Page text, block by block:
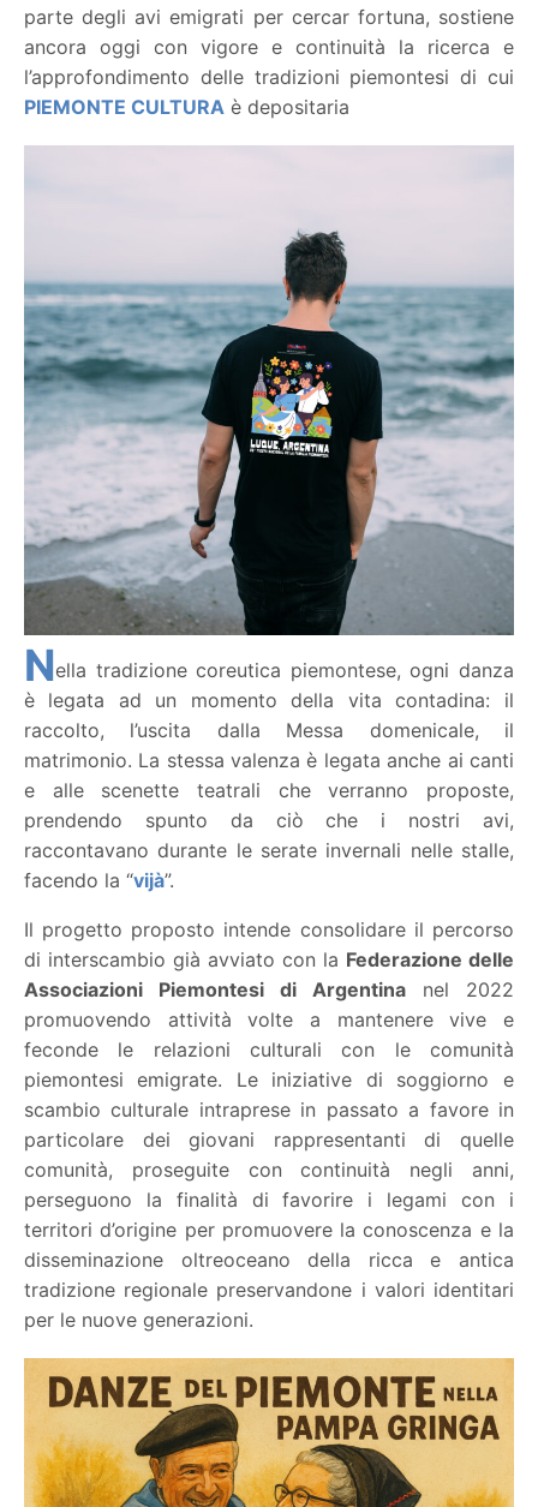
parte degli avi emigrati per cercar fortuna, sostiene
ancora oggi con vigore e continuità la ricerca e
l’approfondimento delle tradizioni piemontesi di cui
PIEMONTE CULTURA è depositaria
Nella tradizione coreutica piemontese, ogni danza
è legata ad un momento della vita contadina: il
raccolto, l’uscita dalla Messa domenicale, il
matrimonio. La stessa valenza è legata anche ai canti
e alle scenette teatrali che verranno proposte,
prendendo spunto da ciò che i nostri avi,
raccontavano durante le serate invernali nelle stalle,
facendo la “vijà”.
Il progetto proposto intende consolidare il percorso
di interscambio già avviato con la Federazione delle
Associazioni Piemontesi di Argentinanel 2022
promuovendo attività volte a mantenere vive e
feconde le relazioni culturali con le comunità
piemontesi emigrate. Le iniziative di soggiorno e
scambio culturale intraprese in passato a favore in
particolare dei giovani rappresentanti di quelle
comunità, proseguite con continuità negli anni,
perseguono la finalità di favorire i legami con i
territori d’origine per promuovere la conoscenza e la
disseminazione oltreoceano della ricca e antica
tradizione regionale preservandone i valori identitari
per le nuove generazioni.